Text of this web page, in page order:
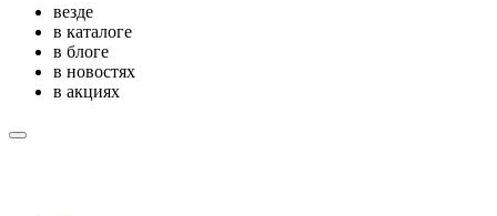
везде
в каталоге
в блоге
в новостях
в акциях